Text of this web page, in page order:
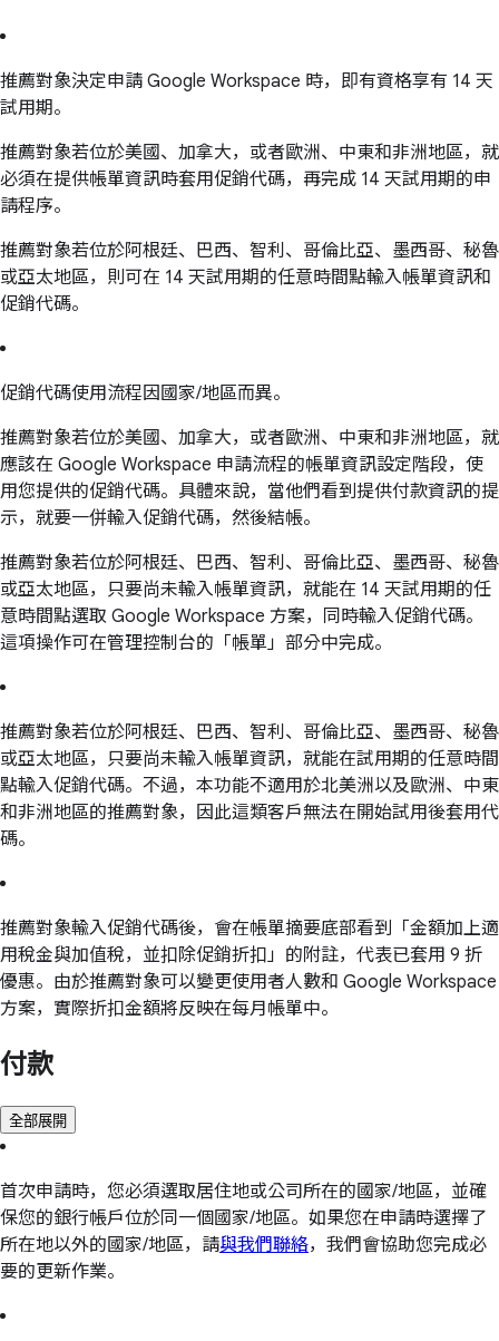
推薦對象決定申請 Google Workspace 時，即有資格享有 14 天
試用期。
推薦對象若位於美國、加拿大，或者歐洲、中東和非洲地區，就
必須在提供帳單資訊時套用促銷代碼，再完成 14 天試用期的申
請程序。
推薦對象若位於阿根廷、巴西、智利、哥倫比亞、墨西哥、秘魯
或亞太地區，則可在 14 天試用期的任意時間點輸入帳單資訊和
促銷代碼。
促銷代碼使用流程因國家/地區而異。
推薦對象若位於美國、加拿大，或者歐洲、中東和非洲地區，就
應該在 Google Workspace 申請流程的帳單資訊設定階段，使
用您提供的促銷代碼。具體來說，當他們看到提供付款資訊的提
示，就要一併輸入促銷代碼，然後結帳。
推薦對象若位於阿根廷、巴西、智利、哥倫比亞、墨西哥、秘魯
或亞太地區，只要尚未輸入帳單資訊，就能在 14 天試用期的任
意時間點選取 Google Workspace 方案，同時輸入促銷代碼。
這項操作可在管理控制台的「帳單」部分中完成。
推薦對象若位於阿根廷、巴西、智利、哥倫比亞、墨西哥、秘魯
或亞太地區，只要尚未輸入帳單資訊，就能在試用期的任意時間
點輸入促銷代碼。不過，本功能不適用於北美洲以及歐洲、中東
和非洲地區的推薦對象，因此這類客戶無法在開始試用後套用代
碼。
推薦對象輸入促銷代碼後，會在帳單摘要底部看到「金額加上適
用稅金與加值稅，並扣除促銷折扣」的附註，代表已套用 9 折
優惠。由於推薦對象可以變更使用者人數和 Google Workspace
方案，實際折扣金額將反映在每月帳單中。
付款
全部展開
首次申請時，您必須選取居住地或公司所在的國家/地區，並確
保您的銀行帳戶位於同一個國家/地區。如果您在申請時選擇了
所在地以外的國家/地區，請與我們聯絡，我們會協助您完成必
要的更新作業。